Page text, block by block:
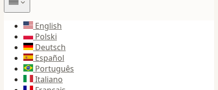
English
Polski
Deutsch
Español
Português
Italiano